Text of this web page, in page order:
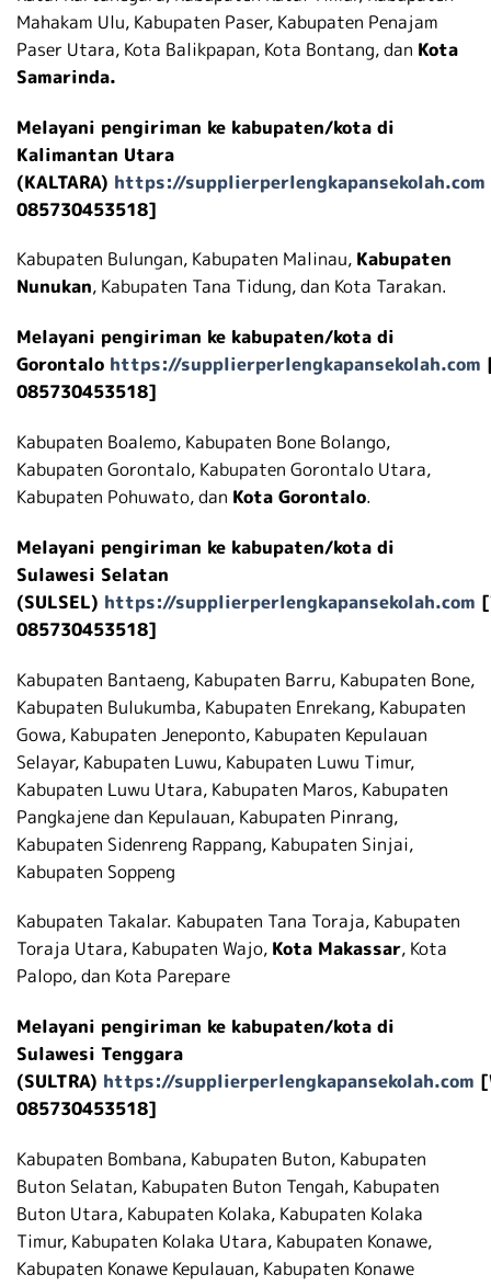
Mahakam Ulu, Kabupaten Paser, Kabupaten Penajam
Paser Utara, Kota Balikpapan, Kota Bontang, dan Kota
Samarinda.
Melayani pengiriman ke kabupaten/kota di
Kalimantan Utara
(KALTARA) https://supplierperlengkapansekolah.com
085730453518]
Kabupaten Bulungan, Kabupaten Malinau, Kabupaten
Nunukan, Kabupaten Tana Tidung, dan Kota Tarakan.
Melayani pengiriman ke kabupaten/kota di
Gorontalo https://supplierperlengkapansekolah.com
085730453518]
Kabupaten Boalemo, Kabupaten Bone Bolango,
Kabupaten Gorontalo, Kabupaten Gorontalo Utara,
Kabupaten Pohuwato, dan Kota Gorontalo.
Melayani pengiriman ke kabupaten/kota di
Sulawesi Selatan
(SULSEL) https://supplierperlengkapansekolah.com
085730453518]
Kabupaten Bantaeng, Kabupaten Barru, Kabupaten Bone,
Kabupaten Bulukumba, Kabupaten Enrekang, Kabupaten
Gowa, Kabupaten Jeneponto, Kabupaten Kepulauan
Selayar, Kabupaten Luwu, Kabupaten Luwu Timur,
Kabupaten Luwu Utara, Kabupaten Maros, Kabupaten
Pangkajene dan Kepulauan, Kabupaten Pinrang,
Kabupaten Sidenreng Rappang, Kabupaten Sinjai,
Kabupaten Soppeng
Kabupaten Takalar. Kabupaten Tana Toraja, Kabupaten
Toraja Utara, Kabupaten Wajo, Kota Makassar, Kota
Palopo, dan Kota Parepare
Melayani pengiriman ke kabupaten/kota di
Sulawesi Tenggara
(SULTRA) https://supplierperlengkapansekolah.com
085730453518]
Kabupaten Bombana, Kabupaten Buton, Kabupaten
Buton Selatan, Kabupaten Buton Tengah, Kabupaten
Buton Utara, Kabupaten Kolaka, Kabupaten Kolaka
Timur, Kabupaten Kolaka Utara, Kabupaten Konawe,
Kabupaten Konawe Kepulauan, Kabupaten Konawe